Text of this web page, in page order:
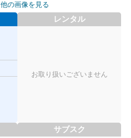
他の画像を見る
レンタル
お取り扱いございません
サブスク